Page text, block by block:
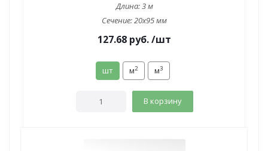
Длина:3 м
Сечение:20x95 мм
127.68 руб./шт
шт м2 м3
В корзину